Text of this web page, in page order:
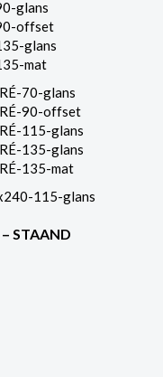
glans
offset
glans
mat
70-glans
90-offset
115-glans
135-glans
135-mat
115-glans
– STAAND